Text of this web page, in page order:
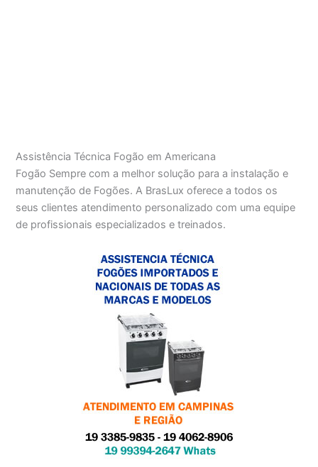
Assistência Técnica Fogão em Americana
Fogão Sempre com a melhor solução para a instalação e
manutenção de Fogões. A BrasLux oferece a todos os
seus clientes atendimento personalizado com uma equipe
de profissionais especializados e treinados.